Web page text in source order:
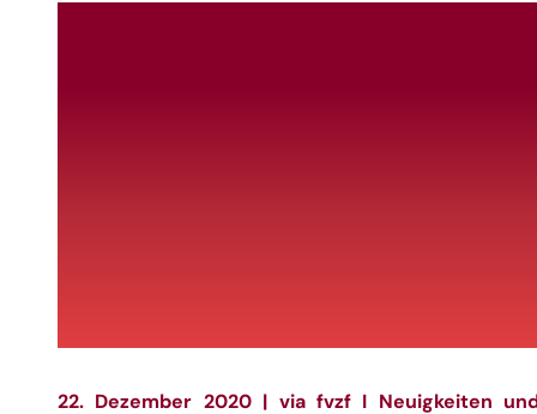
22. Dezember 2020 | via fvzfI Neuigkeiten